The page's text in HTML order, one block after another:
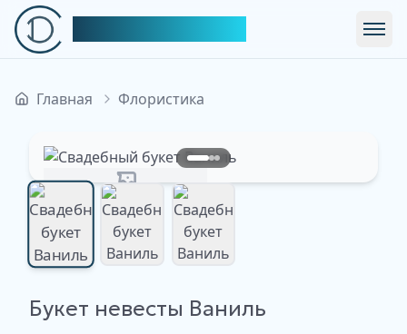
Главная Флористика
Изображение недоступно
ИзображениеИзображениеИзображение
Букет невесты Ваниль